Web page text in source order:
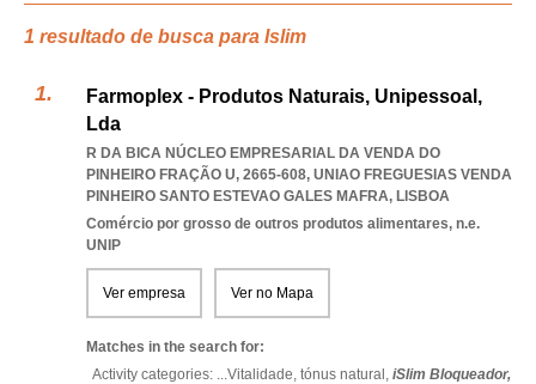
1 resultado de busca para Islim
Farmoplex - Produtos Naturais, Unipessoal,
Lda
R DA BICA NÚCLEO EMPRESARIAL DA VENDA DO
PINHEIRO FRAÇÃO U, 2665-608, UNIAO FREGUESIAS VENDA
PINHEIRO SANTO ESTEVAO GALES MAFRA, LISBOA
Comércio por grosso de outros produtos alimentares, n.e.
UNIP
Ver empresa Ver no Mapa
Matches in the search for:
Activity categories: ...Vitalidade, tónus natural, iSlim Bloqueador,